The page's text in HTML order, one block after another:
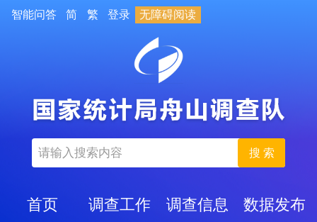
智能问答 简 繁 登录 无障碍阅读
搜 索
首页 调查工作 调查信息 数据发布